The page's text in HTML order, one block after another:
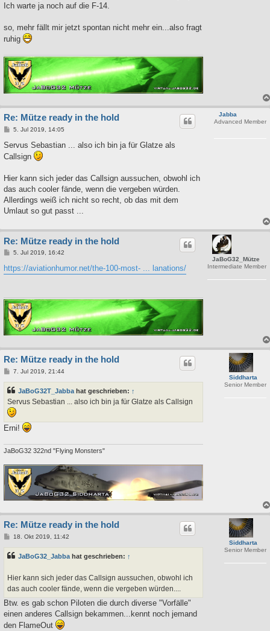
Ich warte ja noch auf die F-14.
so, mehr fällt mir jetzt spontan nicht mehr ein...also fragt
ruhig
Jabba
Advanced Member
Re: Mütze ready in the hold
B
i
r
5. Jul 2019, 14:05
Servus Sebastian ... also ich bin ja für Glatze als
Callsign
Hier kann sich jeder das Callsign aussuchen, obwohl ich
das auch cooler fände, wenn die vergeben würden.
Allerdings weiß ich nicht so recht, ob das mit dem
Umlaut so gut passt ...
JaBoG32_Mütze
Intermediate Member
Re: Mütze ready in the hold
B
i
t
5. Jul 2019, 16:42
https://aviationhumor.net/the-100-most- ... lanations/
Siddharta
Senior Member
Re: Mütze ready in the hold
B
t
r
a
g
7. Jul 2019, 21:44
JaBoG32T_Jabba hat geschrieben: ↑
Servus Sebastian ... also ich bin ja für Glatze als Callsign
Erni!
JaBoG32 322nd "Flying Monsters"
Siddharta
Senior Member
Re: Mütze ready in the hold
B
t
g
18. Okt 2019, 11:42
JaBoG32_Jabba hat geschrieben: ↑
Hier kann sich jeder das Callsign aussuchen, obwohl ich
das auch cooler fände, wenn die vergeben würden....
Btw. es gab schon Piloten die durch diverse "Vorfälle"
einen anderes Callsign bekammen...kennt noch jemand
den FlameOut